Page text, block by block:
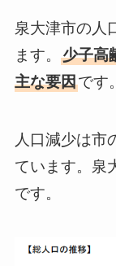
泉大津市の人
ます。 少子高
主な要因です。
人口減少は市
ています。泉
です。